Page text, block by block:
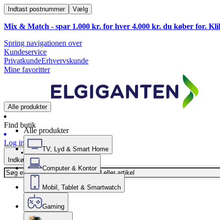
Indtast postnummer Vælg
Mix & Match - spar 1.000 kr. for hver 4.000 kr. du køber for.
Spring navigationen over
Kundeservice
PrivatkundeErhvervskunde
Mine favoritter
Alle produkter
Find butik
Log ind
Indkøbskurv
Alle produkter
TV, Lyd & Smart Home
Computer & Kontor
Mobil, Tablet & Smartwatch
Gaming